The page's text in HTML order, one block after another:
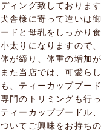
ディング致しております
犬舎様に寄って違いは
ードと母乳をしっかり
小太りになりますので
体が締り、体重の増加
また当店では、可愛ら
も、ティーカッププー
専門のトリミングも行
ティーカッププードル
ついてご興味をお持ち